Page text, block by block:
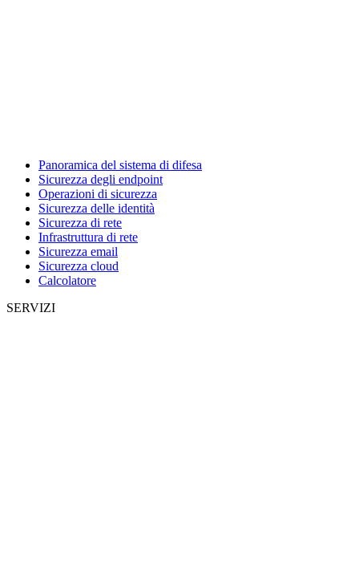
Panoramica del sistema di difesa
Sicurezza degli endpoint
Operazioni di sicurezza
Sicurezza delle identità
Sicurezza di rete
Infrastruttura di rete
Sicurezza email
Sicurezza cloud
Calcolatore
SERVIZI